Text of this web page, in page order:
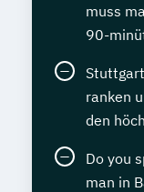
muss
90-
ranken
den
Do you
man in